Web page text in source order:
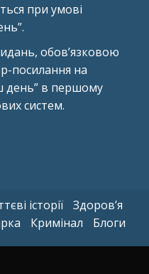
при умові
обов’язковою
посилання на
день” в першому
систем.
історії
Здоров’я
Кримінал Блоги